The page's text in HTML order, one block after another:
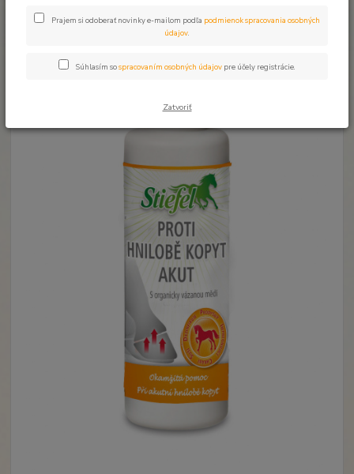
Prajem si odoberať novinky e-mailom podľa podmienok spracovania osobných
údajov.
Súhlasím sospracovaním osobných údajov pre účely registrácie.
Zatvoriť